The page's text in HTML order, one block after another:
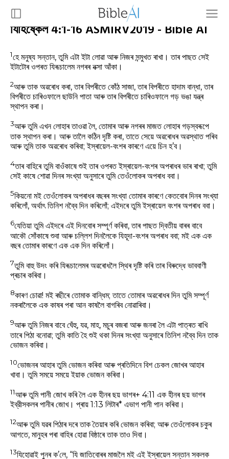
যিহিষ্কেল 4:1-16 ASMIRV2019 - Bible AI
1হে মনুষ্য সন্তান, তুমি এটা ইটা লোৱা আৰু নিজৰ সন্মুখত ৰাখা। তাৰ পাছত সেই
ইটাটোৰ ওপৰত যিৰূচালেম নগৰৰ নক্সা আঁকা।
2আৰু তাক অৱৰোধ কৰা, তাৰ বিপৰীতে কোঁঠ সাজা, তাৰ বিপৰীতে হাদাম বান্ধা, তাৰ
বিপৰীতে চাৰিওফালে ছাউনি পাতা আৰু তাৰ বিপৰীতে চাৰিওফালে গড় ভঙা যন্ত্ৰ
স্থাপন কৰা।
3আৰু তুমি এখন লোহাৰ তাওৱা লৈ, তোমাৰ আৰু নগৰৰ মাজত লোহাৰ গড়স্বৰূপে
তাক স্থাপন কৰা। আৰু তালৈ কঠিন দৃষ্টি কৰা, তাতে সেয়ে অৱৰোধৰ অৱস্থাত পৰিব
আৰু তুমি তাক অৱৰোধ কৰিবা; ইস্ৰায়েল-বংশৰ কাৰণে এয়ে চিন হ’ব।
4তাৰ বাহিৰে তুমি বাওঁকাষে শুই তাৰ ওপৰত ইস্ৰায়েল-বংশৰ অপৰাধৰ ভাৰ ৰাখা; তুমি
সেই কাষে শোৱা দিনৰ সংখ্যা অনুসাৰে তুমি তেওঁলোকৰ অপৰাধ ববা।
5কিয়নো মই তেওঁলোকৰ অপৰাধৰ বছৰৰ সংখ্যা তোমাৰ কাৰণে কেতবোৰ দিনৰ সংখ্যা
কৰিলোঁ, অৰ্থাৎ তিনিশ নব্বৈ দিন কৰিলোঁ; এইদৰে তুমি ইস্ৰায়েল বংশৰ অপৰাধ ববা।
6যেতিয়া তুমি এইদৰে এই দিনবোৰ সম্পূৰ্ণ কৰিবা, তাৰ পাছত দ্বিতীয় বাৰৰ বাবে
আকৌ সোঁকাষে শুবা আৰু চল্লিশ দিনলৈকে যিহূদা-বংশৰ অপৰাধ ববা; মই এক এক
বছৰ তোমাৰ কাৰণে এক এক দিন কৰিলোঁ।
7তুমি বাহু উদং কৰি যিৰূচালেমৰ অৱৰোধলৈ স্থিৰ দৃষ্টি কৰি তাৰ বিৰুদ্ধে ভাববাণী
প্ৰচাৰ কৰিবা।
8কাৰণ চোৱা! মই ৰছীৰে তোমাক বান্ধিম; তাতে তোমাৰ অৱৰোধৰ দিন তুমি সম্পূৰ্ণ
নকৰালৈকে এক কাষৰ পৰা আন কাষলৈ বাগৰিব নোৱাৰিবা।
9আৰু তুমি নিজৰ বাবে ঘেঁহু, যৱ, মাহ, মচুৰ বজৰা আৰু জনৰা লৈ এটা পাত্ৰত ৰাখি
তাৰে পিঠা বনোৱা; তুমি কাতি হৈ শুই থকা দিনৰ সংখ্যা অনুসাৰে তিনিশ নব্বৈ দিন তাক
ভোজন কৰিবা।
10ভোজনৰ আহাৰ তুমি ভোজন কৰিবা আৰু প্ৰতিদিনে বিশ চেকল জোখৰ আহাৰ
খাবা। তুমি সময়ে সময়ে ইয়াক ভোজন কৰিবা।
11আৰু তুমি পানী জোখ কৰি লৈ এক হীনৰ ছয় ভাগৰ+ 4:11 এক হীনৰ ছয় ভাগৰ
ইব্রীসকলৰ পানীৰ জোখ। প্ৰায় 1:13 লিটাৰ* এভাগ পানী পান কৰিবা।
12আৰু তুমি যৱৰ পিঠাৰ দৰে তাক তৈয়াৰ কৰি ভোজন কৰিবা; আৰু তেওঁলোকৰ চকুৰ
আগতে, মানুহৰ পৰা বাহিৰ হোৱা বিষ্ঠাৰে তাক তাও দিবা।
13যিহোৱাই পুনৰ ক’লে, “যি জাতিবোৰৰ মাজলৈ মই এই ইস্ৰায়েল সন্তান সকলক